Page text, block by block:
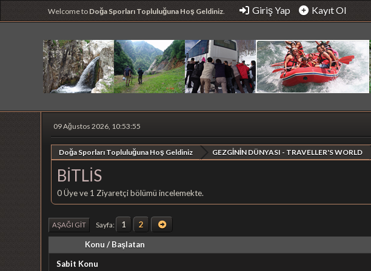
Welcome to Doğa Sporları Topluluğuna Hoş Geldiniz. Giriş Yap Kayıt Ol
09 Ağustos 2026, 10:53:55
Doğa Sporları Topluluğuna Hoş Geldiniz GEZGİNİN DÜNYASI - TRAVELLER'S WORLD
BİTLİS
0 Üye ve 1 Ziyaretçi bölümü incelemekte.
AŞAĞI GIT Sayfa 1 2
Konu / Başlatan
Sabit Konu